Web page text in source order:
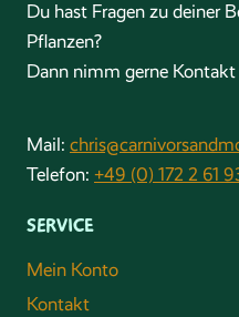
Du hast Fragen zu deiner
Pflanzen?
Dann nimm gerne Kontakt
Mail:
Telefon: +49 (0) 172 2 61
SERVICE
Mein Konto
Kontakt